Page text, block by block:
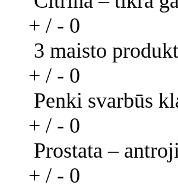
+ / - 0
3 maisto
+ / - 0
Penki svarbūs
+ / - 0
Prostata –
+ / - 0